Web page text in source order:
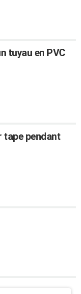
tuyau en PVC
tape pendant